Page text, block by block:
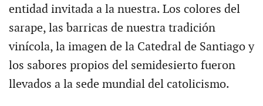
entidad invitada a la nuestra. Los colores del
sarape, las barricas de nuestra tradición
vinícola, la imagen de la Catedral de Santiago y
los sabores propios del semidesierto fueron
llevados a la sede mundial del catolicismo.